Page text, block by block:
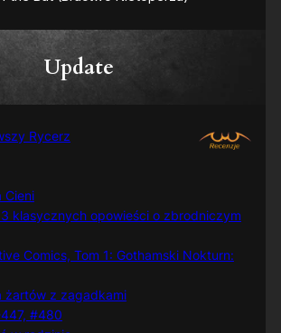
Update
Rycerz
Cieni
klasycznych opowieści o zbrodniczym
Comics, Tom 1: Gothamski Nokturn:
żartów z zagadkami
#480